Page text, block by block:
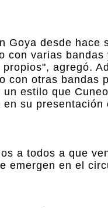
Goya desde hace
con varias
agregó.
con otras bandas
estilo que
su presentación
a todos a que
emergen en el